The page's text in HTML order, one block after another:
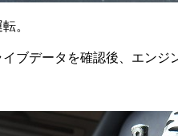
。
ブデータを確認後、エンジ